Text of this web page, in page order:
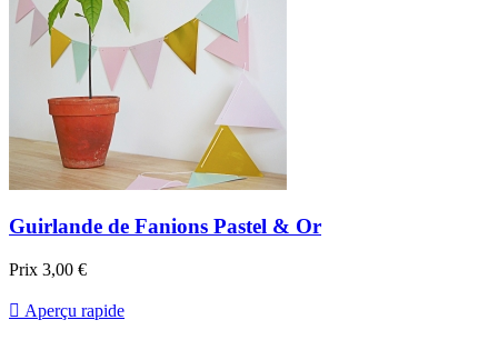
Guirlande de Fanions Pastel & Or
Prix 3,00 €
 Aperçu rapide